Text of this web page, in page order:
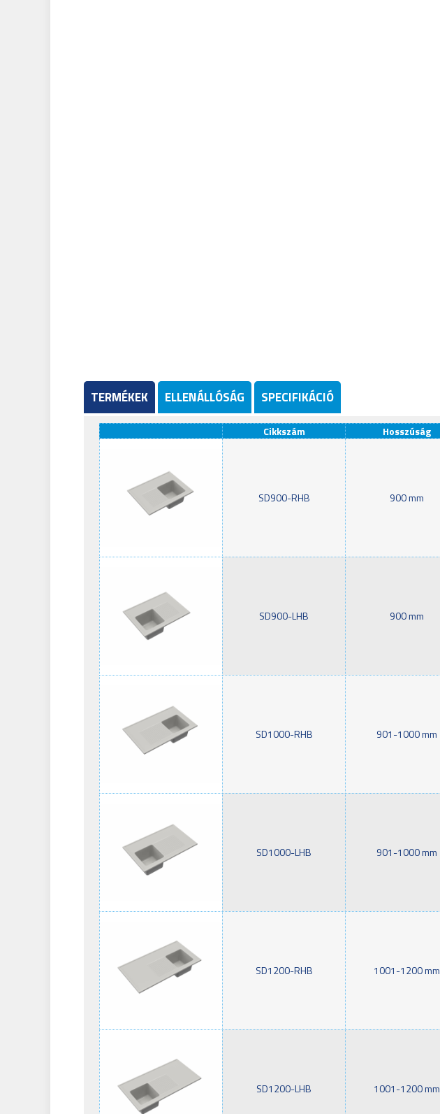
TERMÉKEK ELLENÁLLÓSÁG SPECIFIKÁCIÓ
Cikkszám Hosszúság
SD900-RHB 900 mm
SD900-LHB 900 mm
SD1000-RHB 901-1000 mm
SD1000-LHB 901-1000 mm
SD1200-RHB 1001-1200 mm
SD1200-LHB 1001-1200 mm